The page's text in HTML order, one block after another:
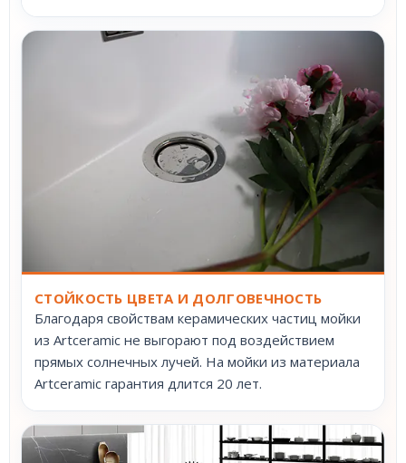
СТОЙКОСТЬ ЦВЕТА И ДОЛГОВЕЧНОСТЬ
Благодаря свойствам керамических частиц мойки
из Artceramic не выгорают под воздействием
прямых солнечных лучей. На мойки из материала
Artceramic гарантия длится 20 лет.